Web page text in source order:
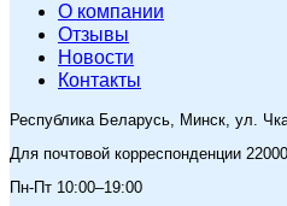
O компании
Отзывы
Новости
Контакты
Республика Беларусь, Минск, ул.
Для почтовой корреспонденции
Пн-Пт 10:00–19:00